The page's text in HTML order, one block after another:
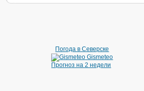
Погода в Северске
Gismeteo
Прогноз на 2 недели